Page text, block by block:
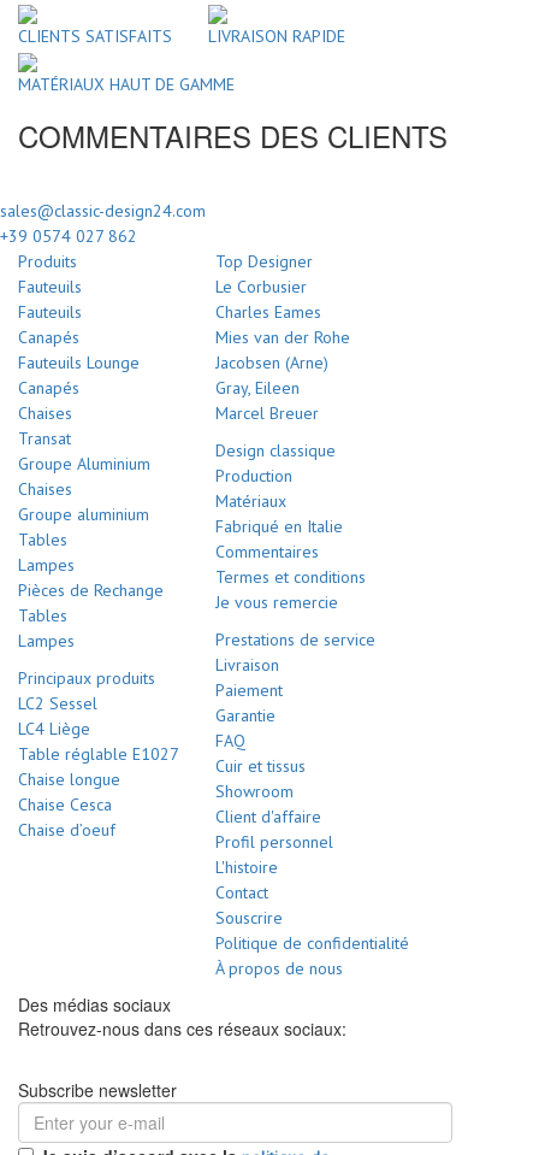
CLIENTS SATISFAITS LIVRAISON RAPIDE
MATÉRIAUX HAUT DE GAMME
COMMENTAIRES DES CLIENTS
sales@classic-design24.com
+39 0574 027 862
Produits
Fauteuils
Fauteuils
Canapés
Fauteuils Lounge
Canapés
Chaises
Transat
Groupe Aluminium
Chaises
Groupe aluminium
Tables
Lampes
Pièces de Rechange
Tables
Lampes
Principaux produits
LC2 Sessel
LC4 Liège
Table réglable E1027
Chaise longue
Chaise Cesca
Chaise d’oeuf
Top Designer
Le Corbusier
Charles Eames
Mies van der Rohe
Jacobsen (Arne)
Gray, Eileen
Marcel Breuer
Design classique
Production
Matériaux
Fabriqué en Italie
Commentaires
Termes et conditions
Je vous remercie
Prestations de service
Livraison
Paiement
Garantie
FAQ
Cuir et tissus
Showroom
Client d'affaire
Profil personnel
L'histoire
Contact
Souscrire
Politique de confidentialité
À propos de nous
Des médias sociaux
Retrouvez-nous dans ces réseaux sociaux:
Subscribe newsletter